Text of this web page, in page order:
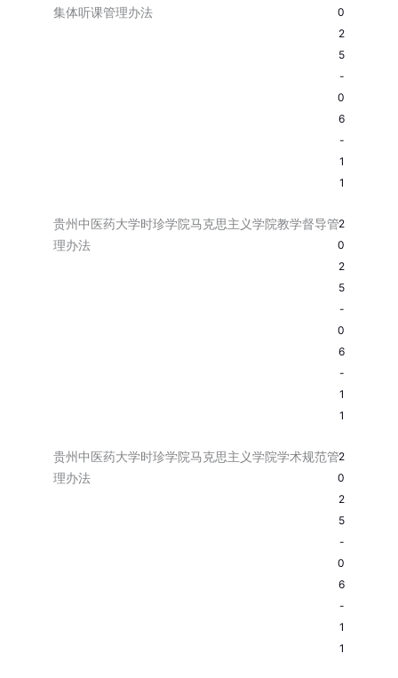
集体听课管理办法
0
2
5
-
0
6
-
1
1
贵州中医药大学时珍学院马克思主义学院教学督导管
理办法
2
0
2
5
-
0
6
-
1
1
贵州中医药大学时珍学院马克思主义学院学术规范管
理办法
2
0
2
5
-
0
6
-
1
1